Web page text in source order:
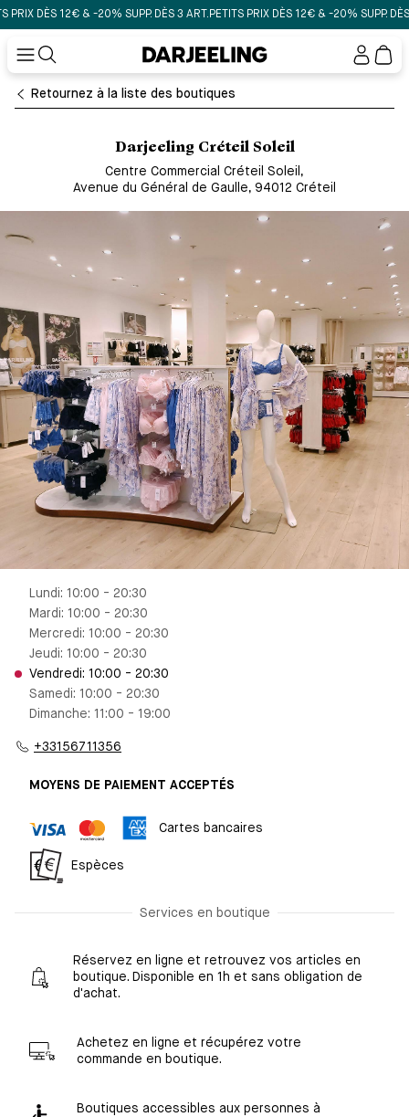
DÈS 12€ & -20% SUPP. DÈS 3 ART.PETITS PRIX DÈS 12€ & -20% SUPP. DÈS 3
Mon
Darjeeling Créteil Soleil
Centre Commercial Créteil Soleil ,
Avenue du Général de Gaulle, 94012 Créteil
Retournez à la liste des boutiques
Lundi: 10:00 - 20:30
Mardi: 10:00 - 20:30
Mercredi: 10:00 - 20:30
Jeudi: 10:00 - 20:30
Vendredi: 10:00 - 20:30
Samedi: 10:00 - 20:30
Dimanche: 11:00 - 19:00
+33156711356
MOYENS DE PAIEMENT ACCEPTÉS
Cartes bancaires
Espèces
Services en boutique
Réservez en ligne et retrouvez vos articles en
boutique. Disponible en 1h et sans obligation de
d'achat.
Achetez en ligne et récupérez votre
commande en boutique.
Boutiques accessibles aux personnes à